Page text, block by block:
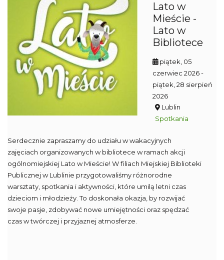
Lato w
Mieście -
Lato w
Bibliotece
piątek, 05
czerwiec 2026-
piątek, 28 sierpień
2026
Lublin
Spotkania
Serdecznie zapraszamy do udziału w wakacyjnych
zajęciach organizowanych w bibliotece w ramach akcji
ogólnomiejskiej Lato w Mieście! W filiach Miejskiej Biblioteki
Publicznej w Lublinie przygotowaliśmy różnorodne
warsztaty, spotkania i aktywności, które umilą letni czas
dzieciom i młodzieży. To doskonała okazja, by rozwijać
swoje pasje, zdobywać nowe umiejętności oraz spędzać
czas w twórczej i przyjaznej atmosferze.